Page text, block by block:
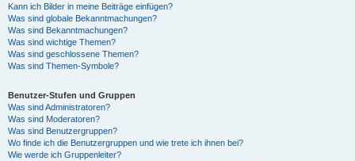
Kann ich Bilder in meine Beiträge einfügen?
Was sind globale Bekanntmachungen?
Was sind Bekanntmachungen?
Was sind wichtige Themen?
Was sind geschlossene Themen?
Was sind Themen-Symbole?
Benutzer-Stufen und Gruppen
Was sind Administratoren?
Was sind Moderatoren?
Was sind Benutzergruppen?
Wo finde ich die Benutzergruppen und wie trete ich ihnen bei?
Wie werde ich Gruppenleiter?